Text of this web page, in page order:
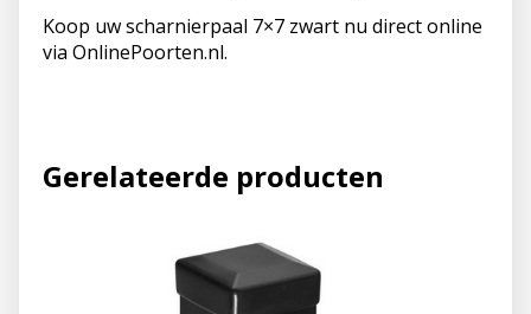
Koop uw scharnierpaal 7×7 zwart nu direct online
via OnlinePoorten.nl.
Gerelateerde producten